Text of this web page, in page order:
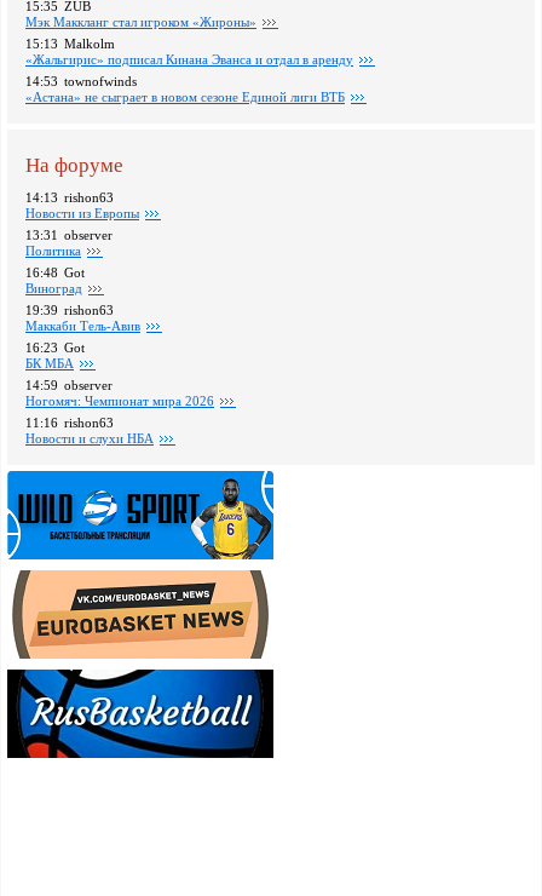
15:35 ZUB
Мэк Маккланг стал игроком «Жироны»
15:13 Malkolm
«Жальгирис» подписал Кинана Эванса и отдал в аренду
14:53 townofwinds
«Астана» не сыграет в новом сезоне Единой лиги ВТБ
На форуме
14:13 rishon63
Новости из Европы
13:31 observer
Политика
16:48 Got
Виноград
19:39 rishon63
Маккаби Тель-Авив
16:23 Got
БК МБА
14:59 observer
Ногомяч: Чемпионат мира 2026
11:16 rishon63
Новости и слухи НБА